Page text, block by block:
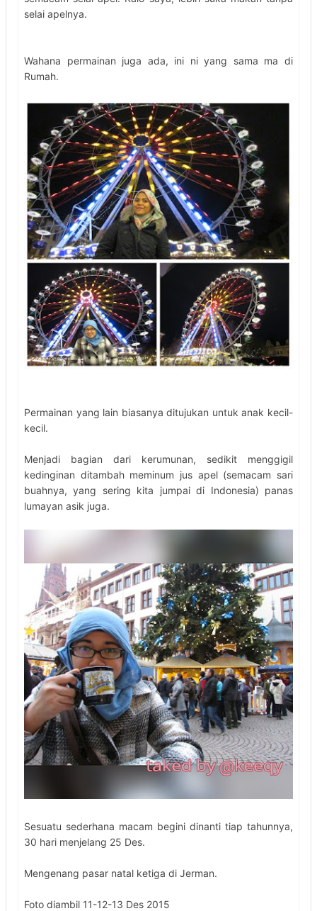
selai apelnya.
Wahana permainan juga ada, ini ni yang sama ma di
Rumah.
Permainan yang lain biasanya ditujukan untuk anak kecil-
kecil.
Menjadi bagian dari kerumunan, sedikit menggigil
kedinginan ditambah meminum jus apel (semacam sari
buahnya, yang sering kita jumpai di Indonesia) panas
lumayan asik juga.
Sesuatu sederhana macam begini dinanti tiap tahunnya,
30 hari menjelang 25 Des.
Mengenang pasar natal ketiga di Jerman.
Foto diambil 11-12-13 Des 2015